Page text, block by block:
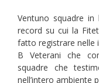
Ventuno squadre
record su cui la
fatto registrare nelle
B Veterani che
squadre che
nell’intero ambiente